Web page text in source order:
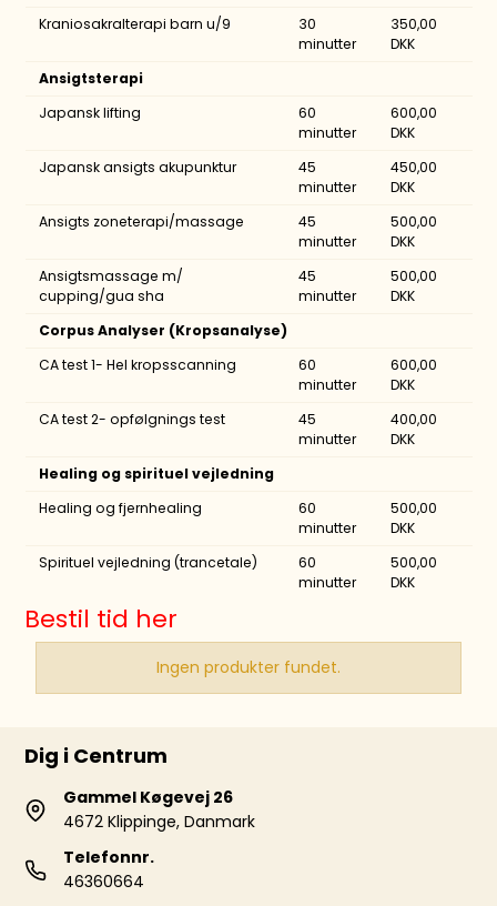
Kraniosakralterapi barn u/9
30
minutter
350,00
DKK
Ansigtsterapi
Japansk lifting
60
minutter
600,00
DKK
Japansk ansigts akupunktur
45
minutter
450,00
DKK
Ansigts zoneterapi/massage
45
minutter
500,00
DKK
Ansigtsmassage m/
cupping/gua sha
45
minutter
500,00
DKK
Corpus Analyser (Kropsanalyse)
CA test 1- Hel kropsscanning
60
minutter
600,00
DKK
CA test 2- opfølgnings test
45
minutter
400,00
DKK
Healing og spirituel vejledning
Healing og fjernhealing
60
minutter
500,00
DKK
Spirituel vejledning (trancetale)
60
minutter
500,00
DKK
Bestil tid her
Ingen produkter fundet.
Dig i Centrum
Gammel Køgevej 26
4672 Klippinge, Danmark
Telefonnr.
46360664